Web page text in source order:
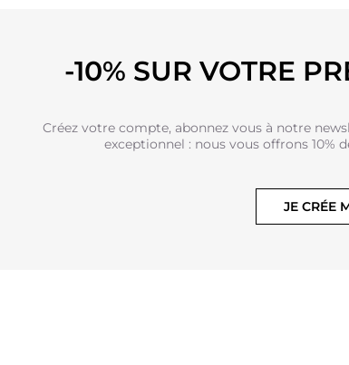
-10% SUR VOTRE
Créez votre compte, abonnez vous à notre
exceptionnel : nous vous offrons 10%
JE CRÉE